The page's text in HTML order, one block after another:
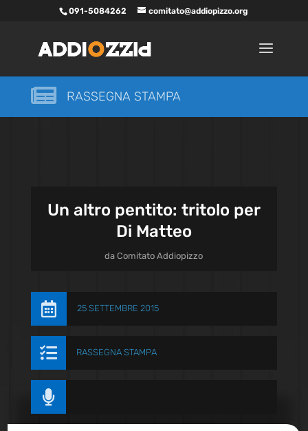
091-5084262 comitato@addiopizzo.org
 RASSEGNA STAMPA
Un altro pentito: tritolo per
Di Matteo
daComitato Addiopizzo
 25 SETTEMBRE 2015
 RASSEGNA STAMPA
